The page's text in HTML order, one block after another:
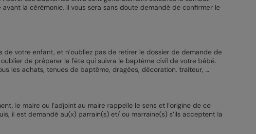
la cérémonie, il vous sera sans doute demandé de confirmer le
votre enfant, et n’oubliez pas de retirer le dossier de demande de
de préparer la fête qui suivra le baptême civil de votre bébé.
les achats, tenues de baptême, dragées, décoration, traiteur, …
le maire ou l’adjoint au maire rappelle le sens et l’origine de ce
il est demandé au(x) parrain(s) et/ ou marraine(s) s’ils acceptent la